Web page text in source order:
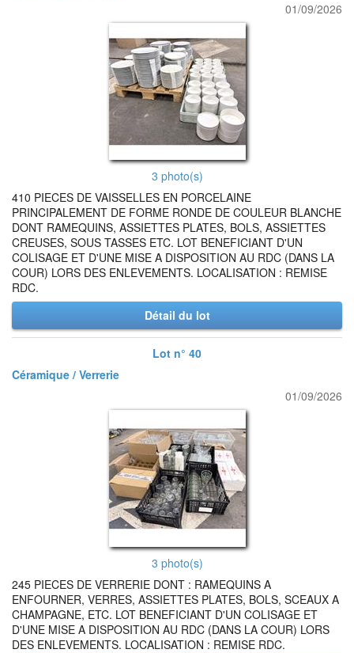
01/09/2026
3 photo(s)
410 PIECES DE VAISSELLES EN PORCELAINE
PRINCIPALEMENT DE FORME RONDE DE COULEUR BLANCHE
DONT RAMEQUINS, ASSIETTES PLATES, BOLS, ASSIETTES
CREUSES, SOUS TASSES ETC. LOT BENEFICIANT D'UN
COLISAGE ET D'UNE MISE A DISPOSITION AU RDC (DANS LA
COUR) LORS DES ENLEVEMENTS. LOCALISATION : REMISE
RDC.
Détail du lot
Lot n° 40
Céramique / Verrerie
01/09/2026
3 photo(s)
245 PIECES DE VERRERIE DONT : RAMEQUINS A
ENFOURNER, VERRES, ASSIETTES PLATES, BOLS, SCEAUX A
CHAMPAGNE, ETC. LOT BENEFICIANT D'UN COLISAGE ET
D'UNE MISE A DISPOSITION AU RDC (DANS LA COUR) LORS
DES ENLEVEMENTS. LOCALISATION : REMISE RDC.